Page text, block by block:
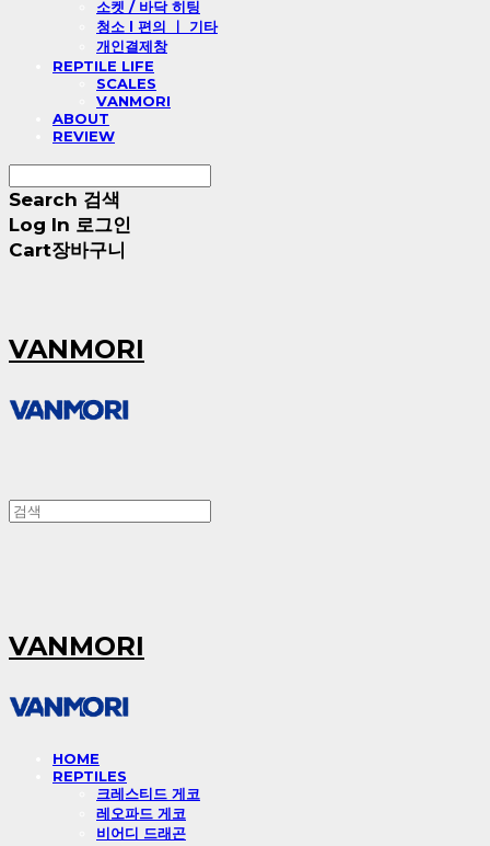
소켓 / 바닥 히팅
청소 l 편의 ㅣ 기타
개인결제창
REPTILE LIFE
SCALES
VANMORI
ABOUT
REVIEW
Search 검색
Log In 로그인
Cart장바구니
VANMORI
VANMORI
HOME
REPTILES
크레스티드 게코
레오파드 게코
비어디 드래곤